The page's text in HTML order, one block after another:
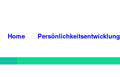
Home Persönlichkeitsentwicklung